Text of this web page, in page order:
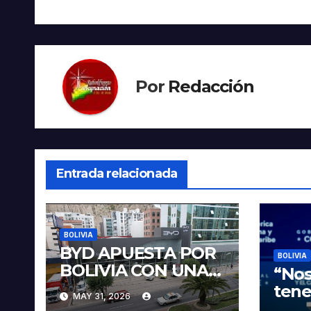
entradas
Por Redacción
Entrada relacionada
BOLIVIA
BYD APUESTA POR
BOLIVIA CON UNA
PROPUESTA
INTEGRAL PARA
MAY 31, 2026
BOLIVIA